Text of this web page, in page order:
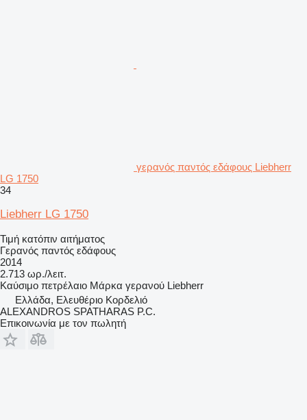
γερανός παντός εδάφους Liebherr
LG 1750
34
Liebherr LG 1750
Τιμή κατόπιν αιτήματος
Γερανός παντός εδάφους
2014
2.713 ωρ./λειτ.
Καύσιμο πετρέλαιο Μάρκα γερανού Liebherr
Ελλάδα, Ελευθέριο Κορδελιό
ALEXANDROS SPATHARAS P.C.
Επικοινωνία με τον πωλητή